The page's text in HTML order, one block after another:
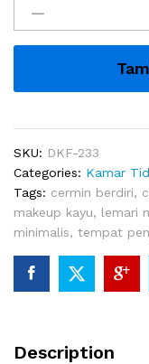
Makeup
Minimalis
Mewah
quantity
SKU: DKF-233
Categories: Kamar
Tags: cermin berdiri,
makeup kayu, lemari
minimalis, tempat
Description